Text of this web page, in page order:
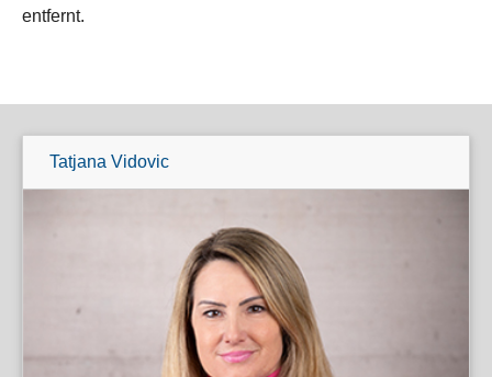
entfernt.
Tatjana Vidovic